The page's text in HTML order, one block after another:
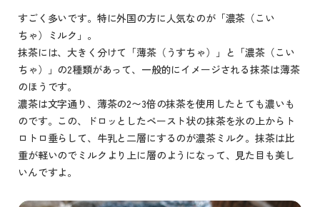
すごく多いです。特に外国の方に人気なのが「濃茶（こい
ちゃ）ミルク」。
抹茶には、大きく分けて「薄茶（うすちゃ）」と「濃茶（こい
ちゃ）」の2種類があって、一般的にイメージされる抹茶は薄茶
のほうです。
濃茶は文字通り、薄茶の2〜3倍の抹茶を使用したとても濃いも
のです。この、ドロッとしたペースト状の抹茶を氷の上からト
ロトロ垂らして、牛乳と二層にするのが濃茶ミルク。抹茶は比
重が軽いのでミルクより上に層のようになって、見た目も美し
いんですよ。